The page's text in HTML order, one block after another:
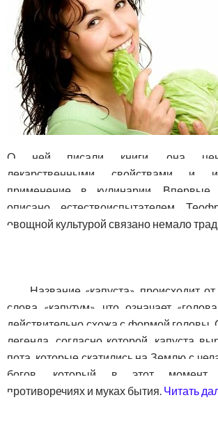
О ней писали книги, она
лекарственными свойствами и
применение в кулинарии. Впервые
описано естествоиспытателем
овощной культурой связано немало
Название «капуста» происходит от
слова «капутум», что означает
действительно схожа с формой головы.
легенда, согласно которой, капуста
пота, которые скатились на Землю с
богов, который в этот
противоречиях и муках бытия. Читать